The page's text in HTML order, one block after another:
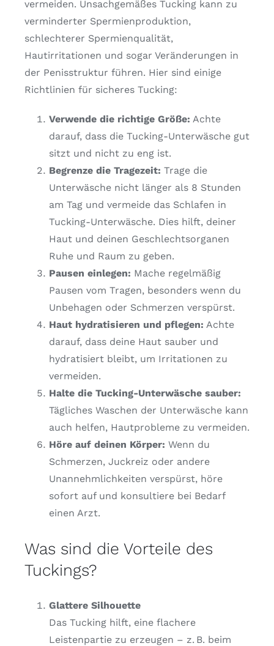
vermeiden. Unsachgemäßes Tucking kann zu
verminderter Spermienproduktion,
schlechterer Spermienqualität,
Hautirritationen und sogar Veränderungen in
der Penisstruktur führen. Hier sind einige
Richtlinien für sicheres Tucking:
Verwende die richtige Größe: Achte
darauf, dass die Tucking-Unterwäsche gut
sitzt und nicht zu eng ist.
Begrenze die Tragezeit: Trage die
Unterwäsche nicht länger als 8 Stunden
am Tag und vermeide das Schlafen in
Tucking-Unterwäsche. Dies hilft, deiner
Haut und deinen Geschlechtsorganen
Ruhe und Raum zu geben.
Pausen einlegen: Mache regelmäßig
Pausen vom Tragen, besonders wenn du
Unbehagen oder Schmerzen verspürst.
Haut hydratisieren und pflegen: Achte
darauf, dass deine Haut sauber und
hydratisiert bleibt, um Irritationen zu
vermeiden.
Halte die Tucking-Unterwäsche sauber:
Tägliches Waschen der Unterwäsche kann
auch helfen, Hautprobleme zu vermeiden.
Höre auf deinen Körper: Wenn du
Schmerzen, Juckreiz oder andere
Unannehmlichkeiten verspürst, höre
sofort auf und konsultiere bei Bedarf
einen Arzt.
Was sind die Vorteile des
Tuckings?
Glattere Silhouette
Das Tucking hilft, eine flachere
Leistenpartie zu erzeugen – z. B. beim